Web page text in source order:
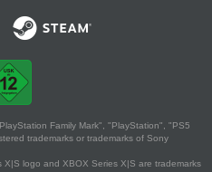
Family Mark", "PlayStation", "PS5
trademarks or trademarks of Sony
X|S logo and XBOX Series X|S are trademarks